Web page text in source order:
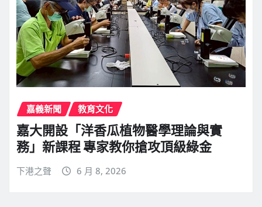
嘉義新聞 教育文化
嘉大開設「洋香瓜植物醫學理論與實
務」新課程 專家教你搶攻頂級綠金
下港之聲 6 月 8, 2026